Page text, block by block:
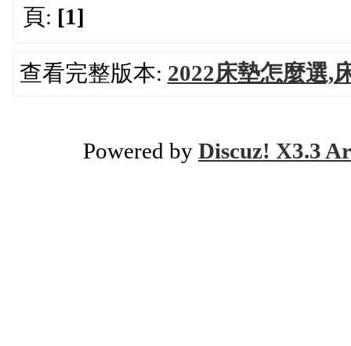
頁: [1]
查看完整版本: 2022床墊怎麼選,
Powered by Discuz! X3.3